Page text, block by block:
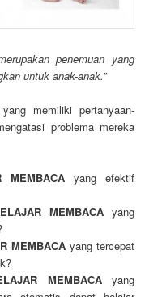
penemuan yang
untuk anak-anak.”
memiliki pertanyaan-
problema mereka
MEMBACAyang efektif
MEMBACA yang
MEMBACA yang tercepat
MEMBACAyang